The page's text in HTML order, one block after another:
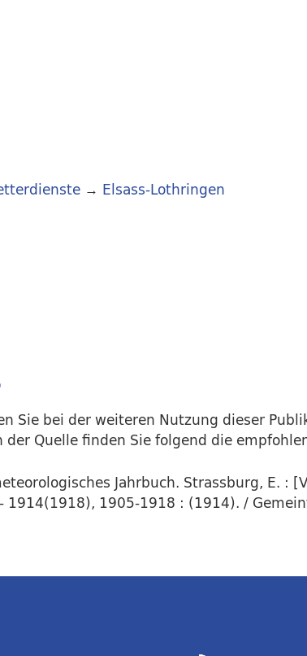
→ Elsass-Lothringen
Sie bei der weiteren Nutzung dieser
Quelle finden Sie folgend die
Jahrbuch. Strassburg, E. :
1914(1918), 1905-1918 : (1914). /